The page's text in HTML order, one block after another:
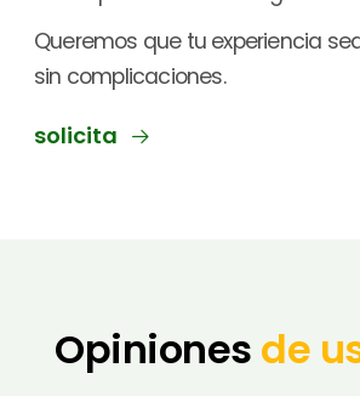
Queremos que tu experiencia
sin complicaciones.
solicita
Opiniones de